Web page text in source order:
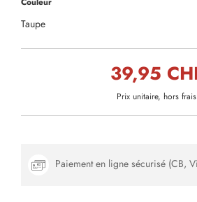
Taupe
39,95
Prix unitaire, hors frais
Paiement en ligne sécurisé (CB,